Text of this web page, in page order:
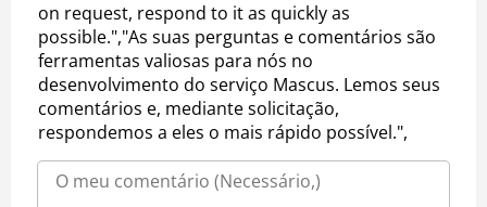
on request, respond to it as quickly as
possible.","As suas perguntas e comentários são
ferramentas valiosas para nós no
desenvolvimento do serviço Mascus. Lemos seus
comentários e, mediante solicitação,
respondemos a eles o mais rápido possível.",